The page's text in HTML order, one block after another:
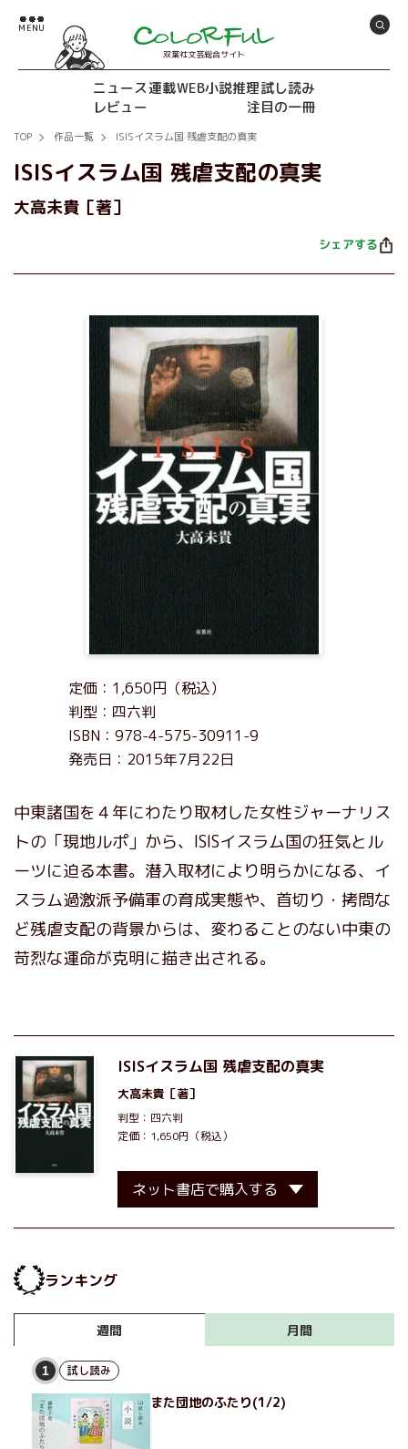
双葉社文芸総合サイト
ニュース連載WEB小説推理試し読み
レビュー
注目の一冊
TOP 作品一覧 ISISイスラム国 残虐支配の真実
ISISイスラム国 残虐支配の真実
大高未貴［著］
シェアする
定価：1,650円（税込）
判型：四六判
ISBN：978-4-575-30911-9
発売日：2015年7月22日
中東諸国を４年にわたり取材した女性ジャーナリス
トの「現地ルポ」から、ISISイスラム国の狂気とル
ーツに迫る本書。潜入取材により明らかになる、イ
スラム過激派予備軍の育成実態や、首切り・拷問な
ど残虐支配の背景からは、変わることのない中東の
苛烈な運命が克明に描き出される。
ISISイスラム国 残虐支配の真実
大高未貴 ［著］
判型：四六判
定価：1,650円（税込）
ネット書店で購入する
ランキング
週間 月間
1 試し読み
また団地のふたり(1/2)